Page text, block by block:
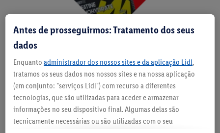
O combustível da tua força
Antes de prosseguirmos: Tratamento dos seus
dados
Enquanto administrador dos nossos sites e da aplicação Lidl,
tratamos os seus dados nos nossos sites e na nossa aplicação
(em conjunto: "serviços Lidl") com recurso a diferentes
tecnologias, que são utilizadas para aceder e armazenar
informações no seu dispositivo final. Algumas delas são
tecnicamente necessárias ou são utilizadas com o seu